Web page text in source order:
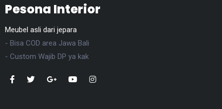
Pesona Interior
Meubel asli dari jepara
- Bisa COD area Jawa Bali
- Custom Wajib DP ya kak